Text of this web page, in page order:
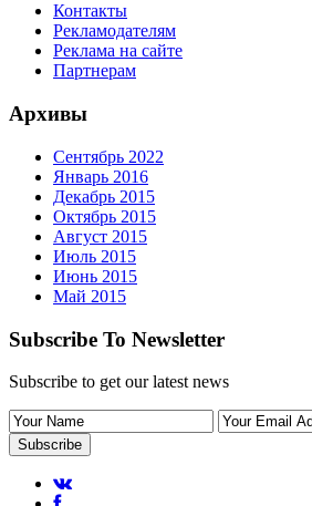
Контакты
Рекламодателям
Реклама на сайте
Партнерам
Архивы
Сентябрь 2022
Январь 2016
Декабрь 2015
Октябрь 2015
Август 2015
Июль 2015
Июнь 2015
Май 2015
Subscribe To Newsletter
Subscribe to get our latest news